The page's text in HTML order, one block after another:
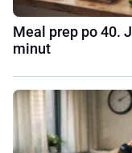
Meal prep po 40.
minut